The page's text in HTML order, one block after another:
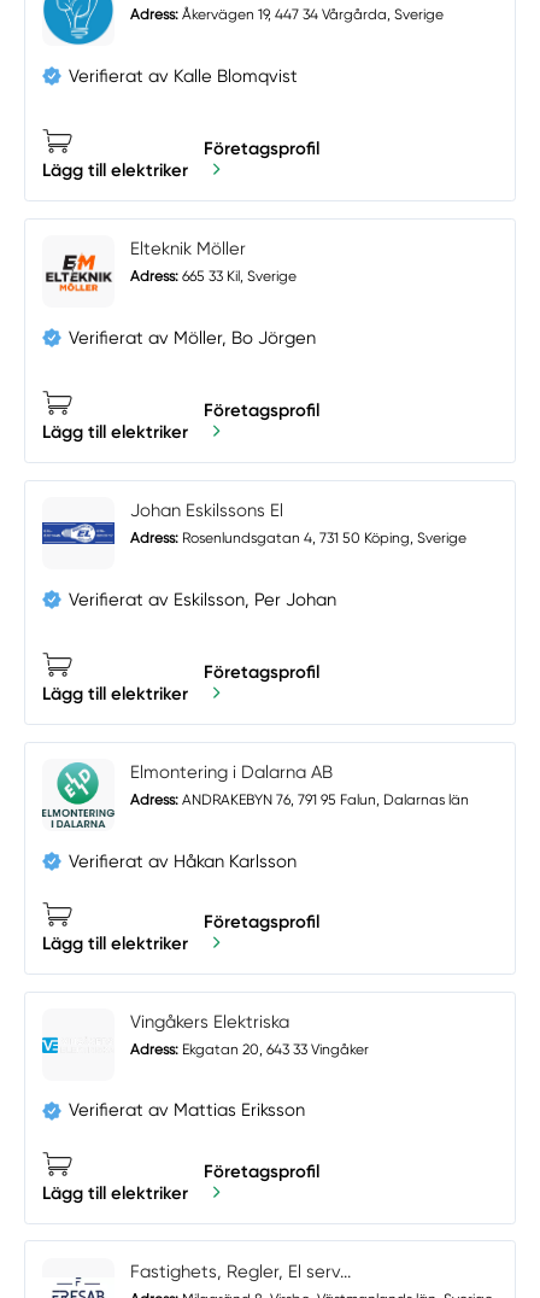
Adress: Åkervägen 19, 447 34 Vårgårda, Sverige
Verifierat av Kalle Blomqvist
Lägg till elektriker
Företagsprofil
Elteknik Möller
Adress: 665 33 Kil, Sverige
Verifierat av Möller, Bo Jörgen
Lägg till elektriker
Företagsprofil
Johan Eskilssons El
Adress: Rosenlundsgatan 4, 731 50 Köping, Sverige
Verifierat av Eskilsson, Per Johan
Lägg till elektriker
Företagsprofil
Elmontering i Dalarna AB
Adress: ANDRAKEBYN 76, 791 95 Falun, Dalarnas län
Verifierat av Håkan Karlsson
Lägg till elektriker
Företagsprofil
Vingåkers Elektriska
Adress: Ekgatan 20, 643 33 Vingåker
Verifierat av Mattias Eriksson
Lägg till elektriker
Företagsprofil
Fastighets, Regler, El serv...